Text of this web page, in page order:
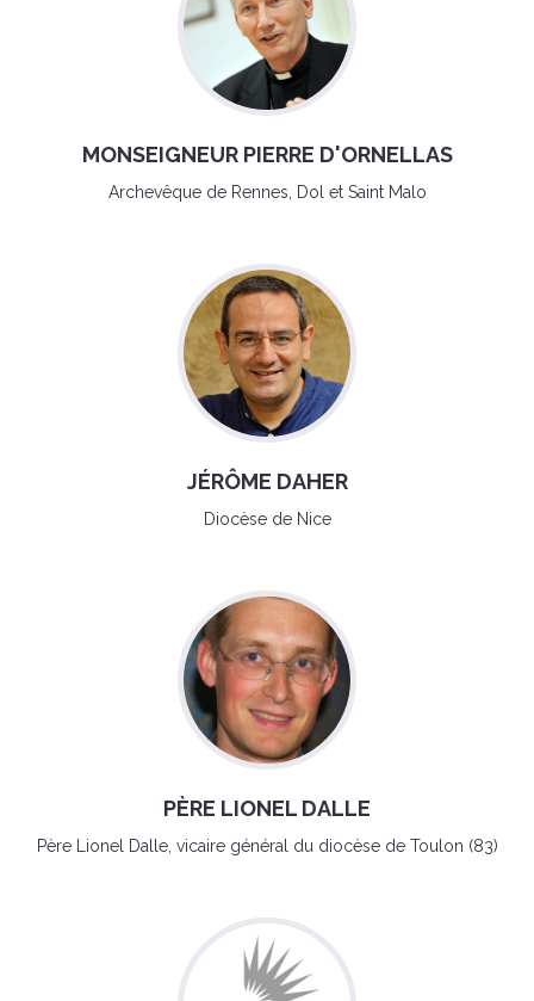
MONSEIGNEUR PIERRE D'ORNELLAS
Archevêque de Rennes, Dol et Saint Malo
JÉRÔME DAHER
Diocèse de Nice
PÈRE LIONEL DALLE
Père Lionel Dalle, vicaire général du diocèse de Toulon (83)